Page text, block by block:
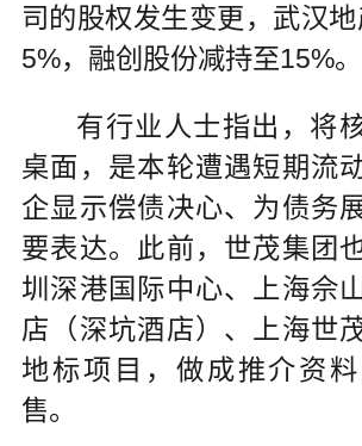
司的股权发生变更，武汉
5%，融创股份减持至15%。
有行业人士指出，将
桌面，是本轮遭遇短期流
企显示偿债决心、为债务
要表达。此前，世茂集团
圳深港国际中心、上海佘
店（深坑酒店）、上海世
地标项目，做成推介资
售。